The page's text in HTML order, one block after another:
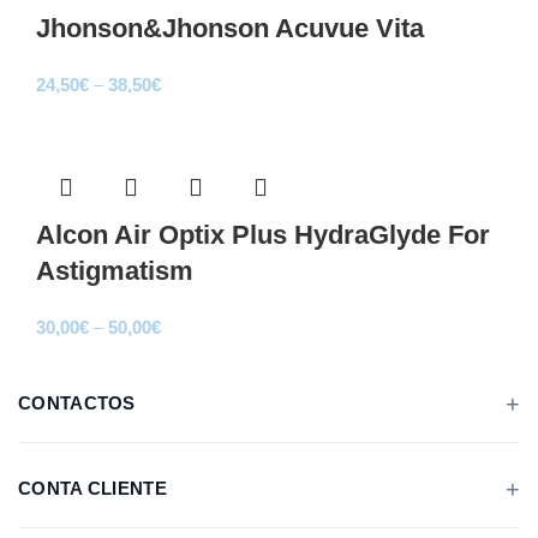
Jhonson&Jhonson Acuvue Vita
24,50€ – 38,50€Price
38,50€
Alcon Air Optix Plus HydraGlyde For
Astigmatism
30,00€ – 50,00€Price
CONTACTOS
CONTA CLIENTE